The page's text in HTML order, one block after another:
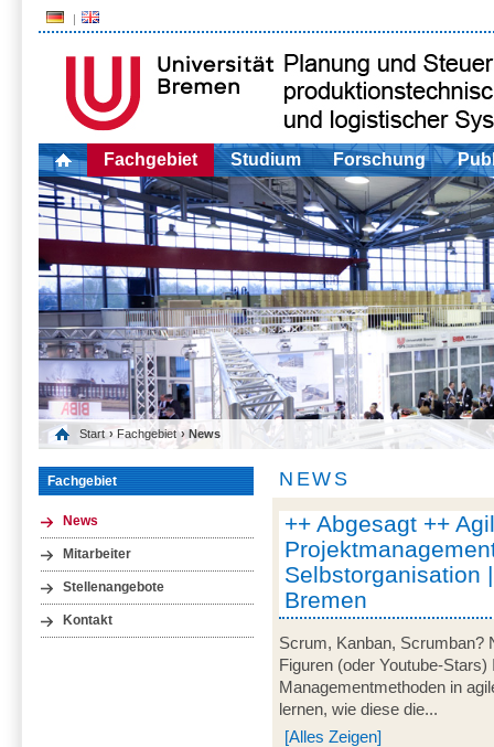
Fachgebiet Studium Forschung
Start › Fachgebiet › News
Fachgebiet
News
Mitarbeiter
Stellenangebote
Kontakt
NEWS
++ Abgesagt ++
Selbstorganisation
Bremen
Scrum, Kanban, Scrumban?
Figuren (oder Youtube-
Managementmethoden in
lernen, wie diese die...
[Alles Zeigen]